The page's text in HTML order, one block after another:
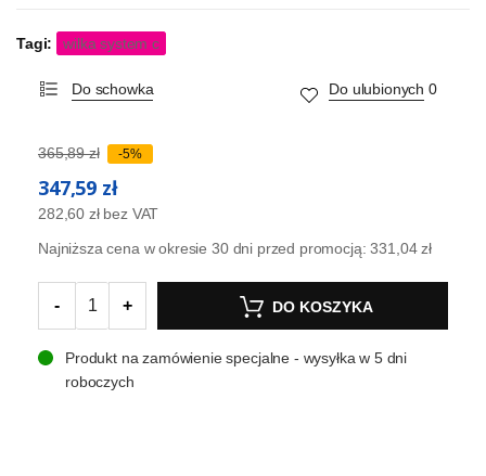
Tagi: wilka system c
Do schowka Do ulubionych 0
365,89 zł -5%
347,59 zł
282,60 zł bez VAT
Najniższa cena w okresie 30 dni przed promocją:331,04 zł
- + DO KOSZYKA
Produkt na zamówienie specjalne - wysyłka w 5 dni
roboczych